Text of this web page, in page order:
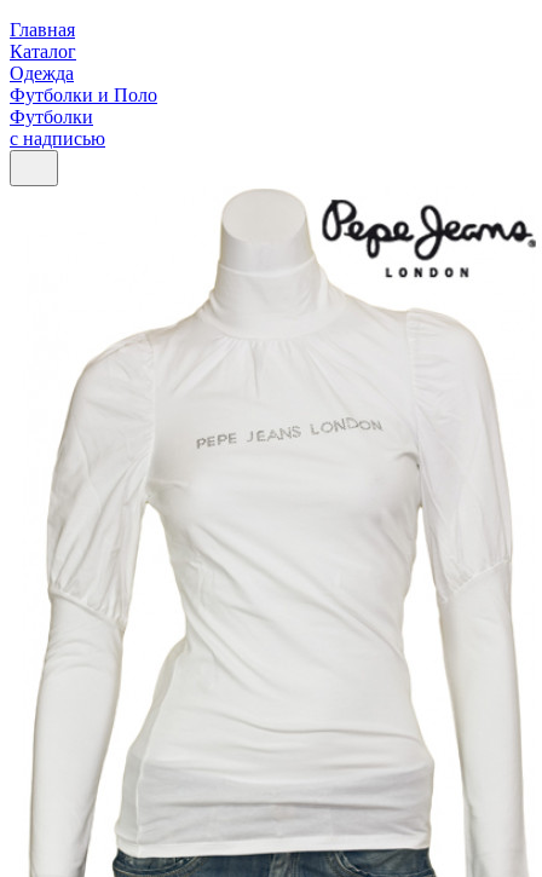
Главная
Каталог
Одежда
Футболки и Поло
Футболки
с надписью